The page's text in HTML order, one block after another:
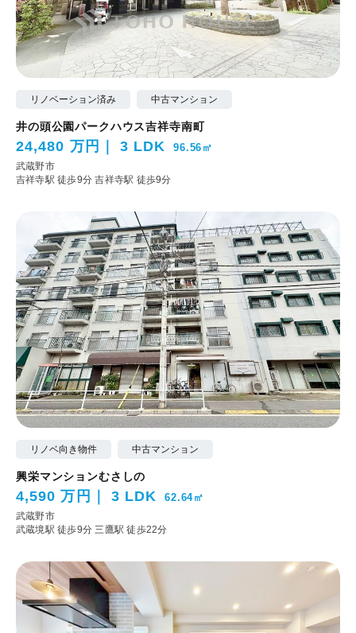
リノベーション済み 中古マンション
井の頭公園パークハウス吉祥寺南町
24,480 万円 3 LDK 96.56㎡
武蔵野市
吉祥寺駅 徒歩9分吉祥寺駅 徒歩9分
リノベ向き物件 中古マンション
興栄マンションむさしの
4,590 万円 3 LDK 62.64㎡
武蔵野市
武蔵境駅 徒歩9分三鷹駅 徒歩22分